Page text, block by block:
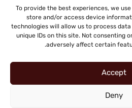
To provide the best experiences, we
store and/or access device
technologies will allow us to process
unique IDs on this site. Not consenting
adversely affect certain
Accept
Deny
"Faith working through